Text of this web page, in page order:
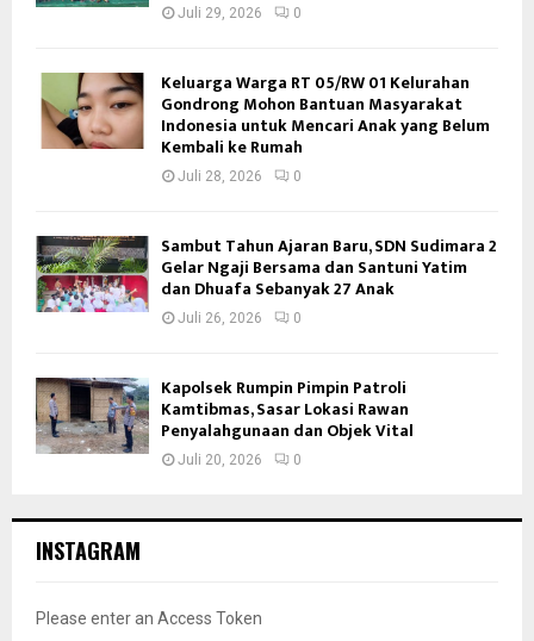
Juli 29, 2026 0
Keluarga Warga RT 05/RW 01 Kelurahan
Gondrong Mohon Bantuan Masyarakat
Indonesia untuk Mencari Anak yang Belum
Kembali ke Rumah
Juli 28, 2026 0
Sambut Tahun Ajaran Baru, SDN Sudimara 2
Gelar Ngaji Bersama dan Santuni Yatim
dan Dhuafa Sebanyak 27 Anak
Juli 26, 2026 0
Kapolsek Rumpin Pimpin Patroli
Kamtibmas, Sasar Lokasi Rawan
Penyalahgunaan dan Objek Vital
Juli 20, 2026 0
INSTAGRAM
Please enter an Access Token